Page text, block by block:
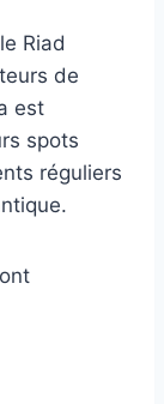
Riad
de
est
spots
réguliers